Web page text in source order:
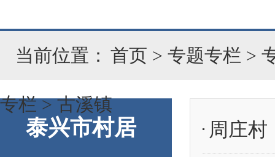
当前位置： 首页 > 专题专栏 >
专栏>古溪镇
泰兴市村居
周庄村